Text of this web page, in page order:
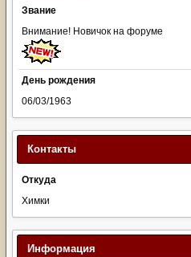
Звание
Внимание! Новичок на форуме
День рождения
06/03/1963
Контакты
Откуда
Химки
Информация